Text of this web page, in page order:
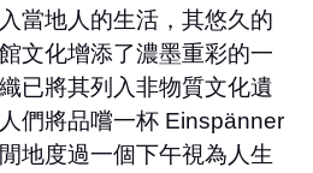
當地人的生活，其悠久的
文化增添了濃墨重彩的一
已將其列入非物質文化遺
們將品嚐一杯 Einspänner
地度過一個下午視為人生